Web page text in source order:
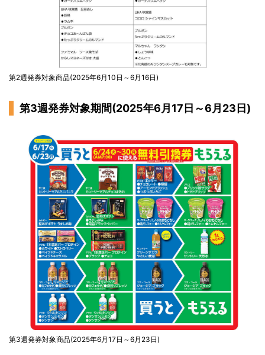
第2週発券対象商品(2025年6月10日～6月16日)
第3週発券対象期間(2025年6月17日～6月23日)
第3週発券対象商品(2025年6月17日～6月23日)